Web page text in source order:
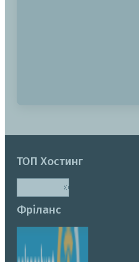
ТОП Хостинг
Фріланс